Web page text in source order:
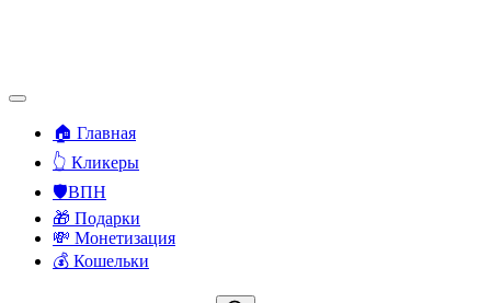
🏠 Главная
👆 Кликеры
🛡️ВПН
🎁 Подарки
💸 Монетизация
💰 Кошельки